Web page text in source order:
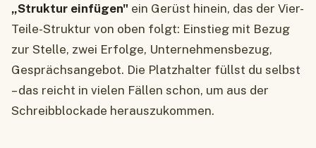
„Struktur einfügen" ein Gerüst hinein, das der Vier-
Teile-Struktur von oben folgt: Einstieg mit Bezug
zur Stelle, zwei Erfolge, Unternehmensbezug,
Gesprächsangebot. Die Platzhalter füllst du selbst
– das reicht in vielen Fällen schon, um aus der
Schreibblockade herauszukommen.